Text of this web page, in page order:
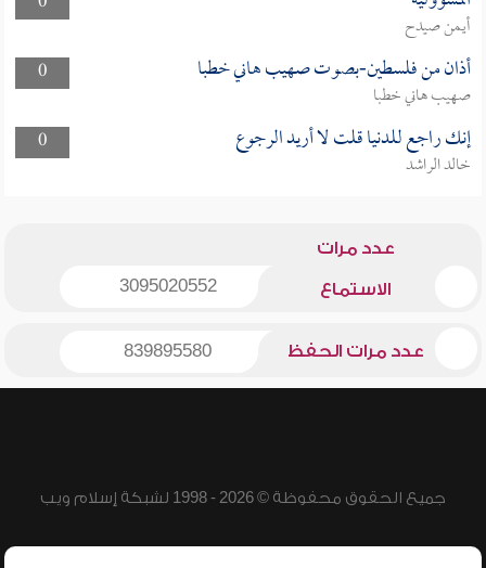
أيمن صيدح
0
أذان من فلسطين-بصوت صهيب هاني خطبا
صهيب هاني خطبا
0
إنك راجع للدنيا قلت لا أريد الرجوع
خالد الراشد
عدد مرات
الاستماع 3095020552
عدد مرات الحفظ 839895580
جميع الحقوق محفوظة © 2026 - 1998 لشبكة إسلام ويب